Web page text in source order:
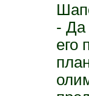
- Да
его